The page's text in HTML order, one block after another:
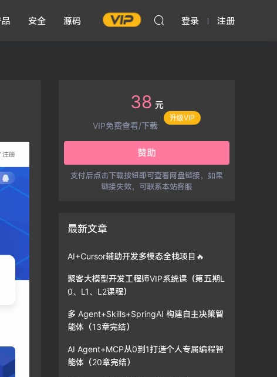
安全 源码 登录 注册
38 元
VIP免费查看/下载 升级VIP
赞助
支付后点击下载按钮即可查看网盘链接，如果
链接失效，可联系本站客服
最新文章
AI+Cursor辅助开发多模态全栈项目🔥
聚客大模型开发工程师VIP系统课（第五期L
0、L1、L2课程）
多 Agent+Skills+SpringAI 构建自主决策智
能体（13章完结）
AI Agent+MCP从0到1打造个人专属编程智
能体（20章完结）